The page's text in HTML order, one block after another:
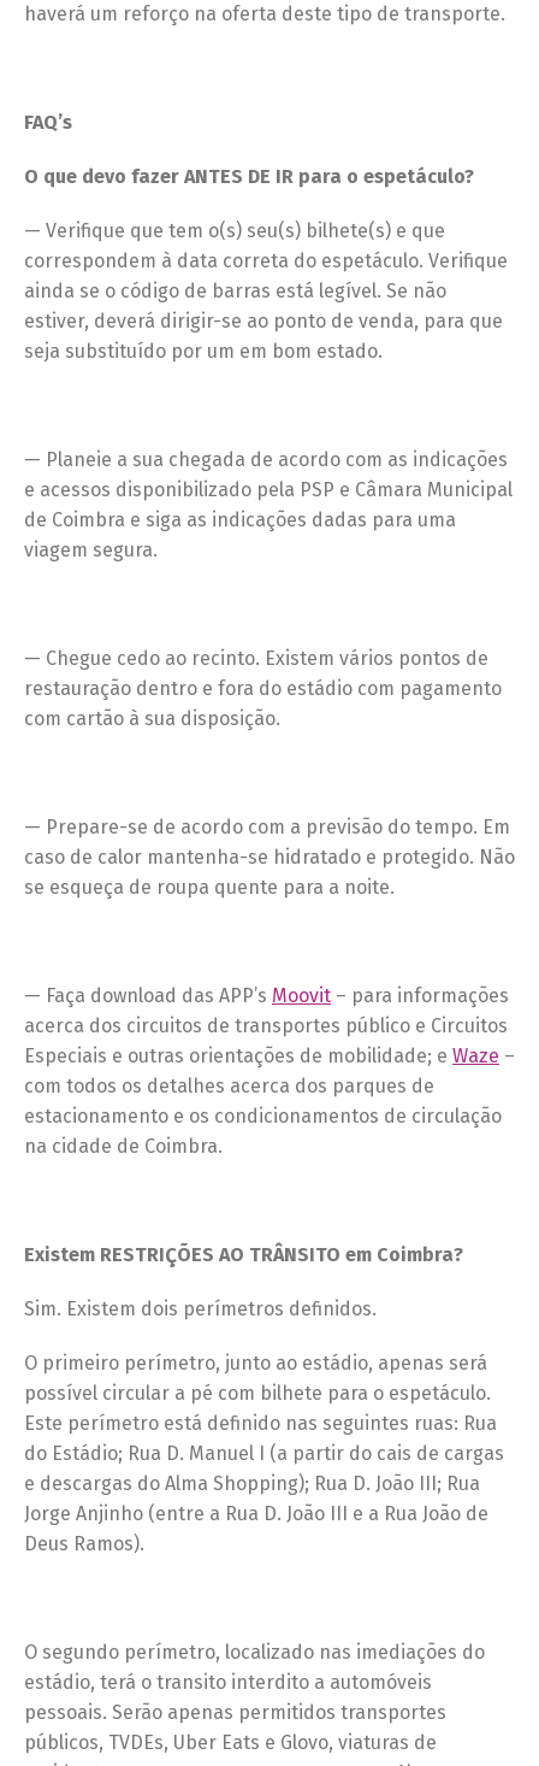
haverá um reforço na oferta deste tipo de transporte.
FAQ’s
O que devo fazer ANTES DE IR para o espetáculo?
— Verifique que tem o(s) seu(s) bilhete(s) e que
correspondem à data correta do espetáculo. Verifique
ainda se o código de barras está legível. Se não
estiver, deverá dirigir-se ao ponto de venda, para que
seja substituído por um em bom estado.
— Planeie a sua chegada de acordo com as indicações
e acessos disponibilizado pela PSP e Câmara Municipal
de Coimbra e siga as indicações dadas para uma
viagem segura.
— Chegue cedo ao recinto. Existem vários pontos de
restauração dentro e fora do estádio com pagamento
com cartão à sua disposição.
— Prepare-se de acordo com a previsão do tempo. Em
caso de calor mantenha-se hidratado e protegido. Não
se esqueça de roupa quente para a noite.
— Faça download das APP’s Moovit – para informações
acerca dos circuitos de transportes público e Circuitos
Especiais e outras orientações de mobilidade; e Waze –
com todos os detalhes acerca dos parques de
estacionamento e os condicionamentos de circulação
na cidade de Coimbra.
Existem RESTRIÇÕES AO TRÂNSITO em Coimbra?
Sim. Existem dois perímetros definidos.
O primeiro perímetro, junto ao estádio, apenas será
possível circular a pé com bilhete para o espetáculo.
Este perímetro está definido nas seguintes ruas: Rua
do Estádio; Rua D. Manuel I (a partir do cais de cargas
e descargas do Alma Shopping); Rua D. João III; Rua
Jorge Anjinho (entre a Rua D. João III e a Rua João de
Deus Ramos).
O segundo perímetro, localizado nas imediações do
estádio, terá o transito interdito a automóveis
pessoais. Serão apenas permitidos transportes
públicos, TVDEs, Uber Eats e Glovo, viaturas de